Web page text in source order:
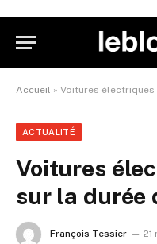
Accueil » Voitures électriques
ACTUALITÉ
Voitures
sur la durée
François Tessier 21